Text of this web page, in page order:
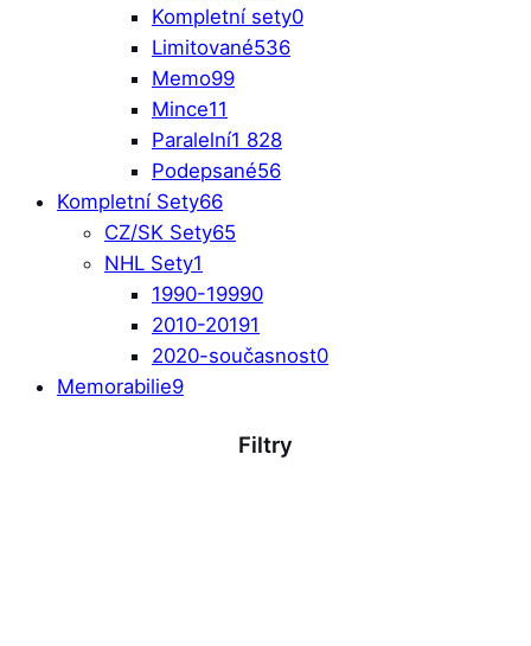
Kompletní sety0
Limitované536
Memo99
Mince11
Paralelní1 828
Podepsané56
Kompletní Sety66
CZ/SK Sety65
NHL Sety1
1990-19990
2010-20191
2020-současnost0
Memorabilie9
Filtry